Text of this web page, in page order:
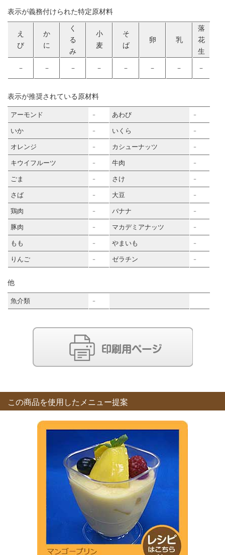
表示が義務付けられた特定原材料
え
び
か
に
く
る
み
小
麦
そ
ば
卵 乳
落
花
生
－ － － － － － － －
表示が推奨されている原材料
アーモンド － あわび －
いか － いくら －
オレンジ － カシューナッツ －
キウイフルーツ － 牛肉 －
ごま － さけ －
さば － 大豆 －
鶏肉 － バナナ －
豚肉 － マカデミアナッツ －
もも － やまいも －
りんご － ゼラチン －
他
魚介類 －
この商品を使用したメニュー提案